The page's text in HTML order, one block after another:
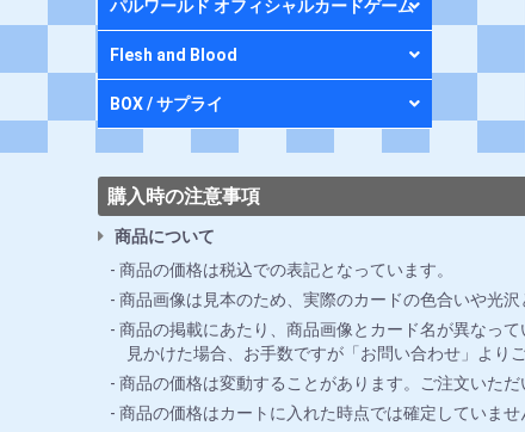
パルワールド オフィシャルカードゲーム
Flesh and Blood
BOX / サプライ
購入時の注意事項
商品について
商品の価格は税込での表記となっています。
商品画像は見本のため、実際のカードの色合いや光沢
商品の掲載にあたり、商品画像とカード名が異なっ
見かけた場合、お手数ですが「お問い合わせ」より
商品の価格は変動することがあります。ご注文いた
商品の価格はカートに入れた時点では確定していま